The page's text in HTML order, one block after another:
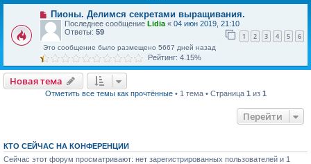
Пионы. Делимся секретами выращивания.
Последнее сообщение Lidia « 04 июн 2019, 21:10
Ответы: 59 1 2 3 4 5 6
Это сообщение было размещено 5667 дней назад
Рейтинг: 4.15%
Новая тема
Отметить все темы как прочтённые• 1 тема • Страница 1 из 1
Перейти
КТО СЕЙЧАС НА КОНФЕРЕНЦИИ
Сейчас этот форум просматривают: нет зарегистрированных пользователей и 1